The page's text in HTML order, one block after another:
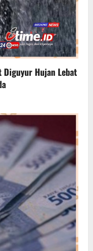
Diguyur Hujan Lebat